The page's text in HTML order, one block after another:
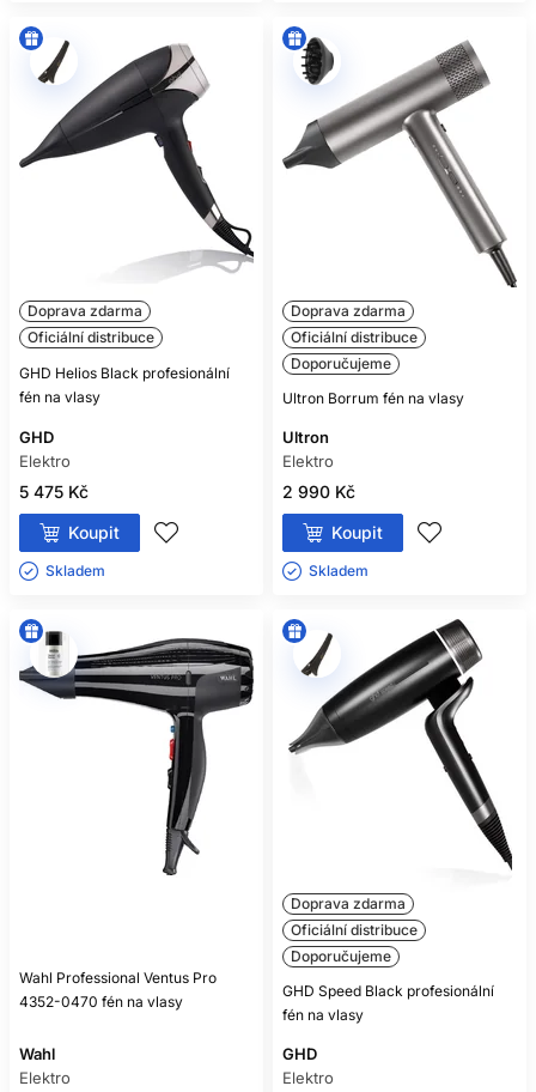
Doprava zdarma
Oficiální distribuce
GHD Helios Black profesionální
fén na vlasy
GHD
Elektro
5 475 Kč
Koupit
Skladem ㅤ
Doprava zdarma
Oficiální distribuce
Doporučujeme
Ultron Borrum fén na vlasy
Ultron
Elektro
2 990 Kč
Koupit
Skladem ㅤ
Wahl Professional Ventus Pro
4352-0470 fén na vlasy
Wahl
Elektro
Doprava zdarma
Oficiální distribuce
Doporučujeme
GHD Speed Black profesionální
fén na vlasy
GHD
Elektro